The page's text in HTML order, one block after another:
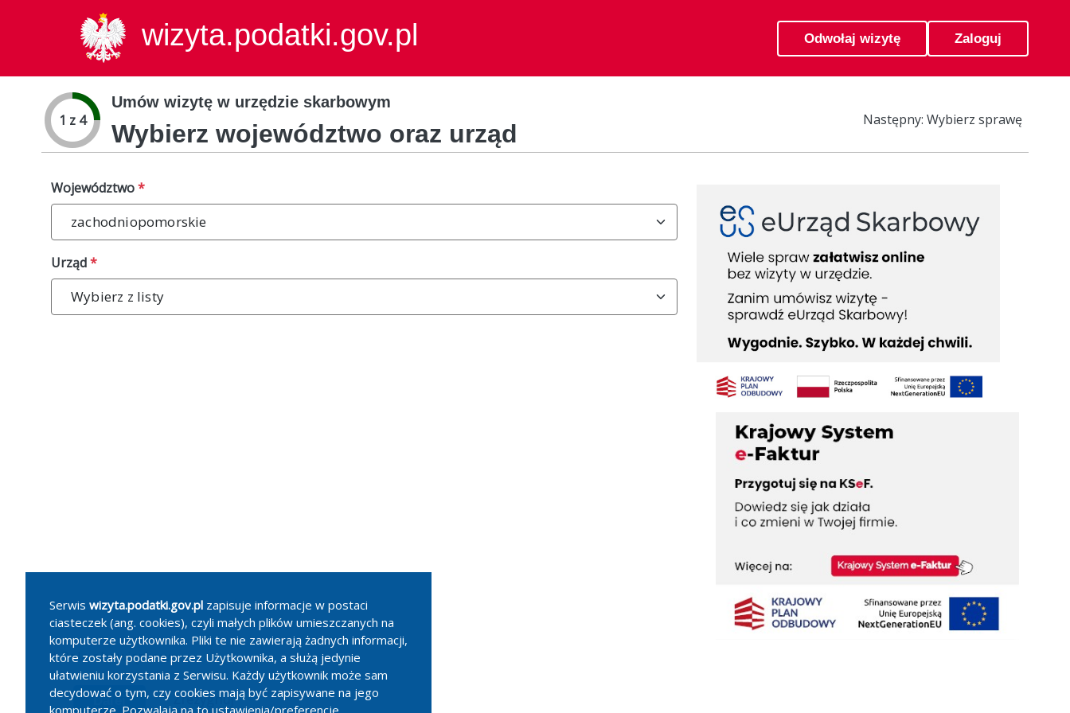
wizyta.podatki.gov.pl Odwołaj wizytę Zaloguj
1 z 4
Umów wizytę w urzędzie skarbowym
Wybierz województwo oraz urząd Następny: Wybierz sprawę
Województwo*
zachodniopomorskie
Urząd*
Wybierz z listy
*Pola obowiązkowe
Zrezygnuj
Serwis wizyta.podatki.gov.pl zapisuje informacje w postaci
ciasteczek (ang. cookies), czyli małych plików umieszczanych na
komputerze użytkownika. Pliki te nie zawierają żadnych informacji,
które zostały podane przez Użytkownika, a służą jedynie
ułatwieniu korzystania z Serwisu. Każdy użytkownik może sam
decydować o tym, czy cookies mają być zapisywane na jego
komputerze. Pozwalają na to ustawienia/preferencje